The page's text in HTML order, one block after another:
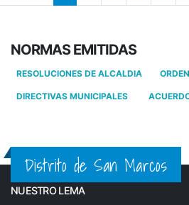
NORMAS EMITIDAS
RESOLUCIONES DE ALCALDIA
DIRECTIVAS MUNICIPALES
Distrito de San Marcos
NUESTRO LEMA